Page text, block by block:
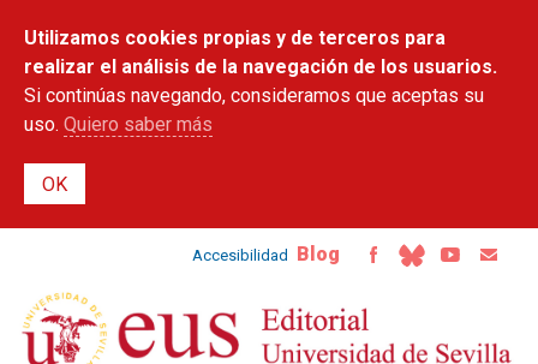
contenido
principal
Utilizamos cookies propias y de terceros para
realizar el análisis de la navegación de los usuarios.
Si continúas navegando, consideramos que aceptas su
uso. Quiero saber más
Accesibilidad Blog